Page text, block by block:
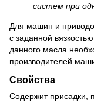
систем при
Для машин и
с заданной
данного масла
производителей
Свойства
Содержит присадки,